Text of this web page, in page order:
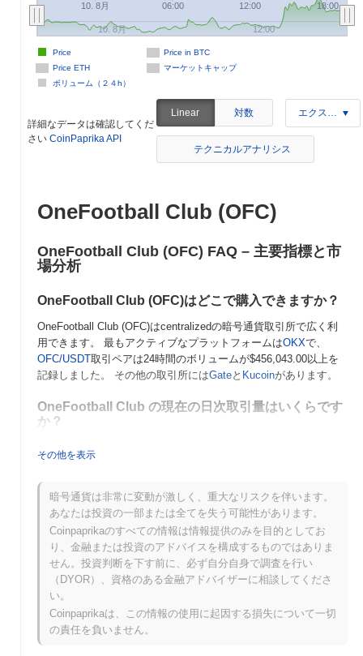
10. 8月 06:00 12:00 18:00
Price in BTC
Price ETH
マーケットキャップ
ボリューム（２４h）
Price
10. 8月 12:00
詳細なデータは確認してくだ
さい CoinPaprika API
Linear 対数 エクスポート
テクニカルアナリシス
OneFootball Club (OFC)
OneFootball Club (OFC) FAQ – 主要指標と市
場分析
OneFootball Club (OFC)はどこで購入できますか？
OneFootball Club (OFC)はcentralizedの暗号通貨取引所で広く利
用できます。 最もアクティブなプラットフォームはOKXで、
OFC/USDT取引ペアは24時間のボリュームが$456,043.00以上を
記録しました。 その他の取引所にはGateと Kucoinがあります。
OneFootball Club の現在の日次取引量はいくらです
か？
過去24時間で、OneFootball Club の取引量は
日と比較して
短期的な増加を示唆しています。
OneFootball Club の価格範囲の履歴は何ですか？
史上最高値（ATH）： $0.076460
史上最安値（ATL）：NaN
OneFootball Club は現在、ATHより ~86.72%
低く取引されていま
す .
OneFootball Club の現在の時価総額はいくらです
か？
その他を表示
暗号通貨は非常に変動が激しく、重大なリスクを伴います。
あなたは投資の一部または全てを失う可能性があります。
Coinpaprikaのすべての情報は情報提供のみを目的としてお
り、金融または投資のアドバイスを構成するものではありま
せん。投資判断を下す前に、必ず自分自身で調査を行い
（DYOR）、資格のある金融アドバイザーに相談してくださ
い。
Coinpaprikaは、この情報の使用に起因する損失について一切
の責任を負いません。